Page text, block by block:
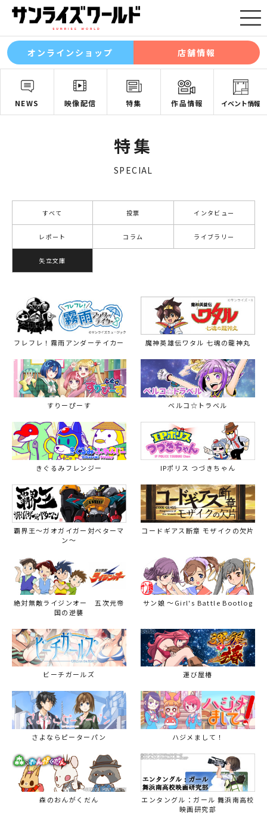
オンラインショップ 店舗情報
NEWS 映像配信 特集 作品情報 イベント情報
特集
SPECIAL
すべて 投票 インタビュー
レポート コラム ライブラリー
矢立文庫
フレフレ！霧雨アンダーテイカー 魔神英雄伝ワタル 七魂の龍神丸
すりーぴーす ベルコ☆トラベル
きぐるみフレンジー IPポリス つづきちゃん
覇界王～ガオガイガー対ベターマ
ン～
コードギアス断章 モザイクの欠片
絶対無敵ライジンオー 五次元帝
国の逆襲
サン娘 ～Girl's Battle Bootlog
ビーチガールズ 運び屋椿
さよならピーターパン ハジメまして！
森のおんがくだん
エンタングル：ガール 舞浜南高校
映画研究部